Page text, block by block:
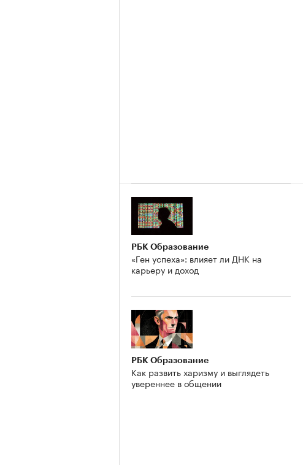
РБК Образование
«Ген успеха»: влияет ли ДНК на
карьеру и доход
РБК Образование
Как развить харизму и выглядеть
увереннее в общении